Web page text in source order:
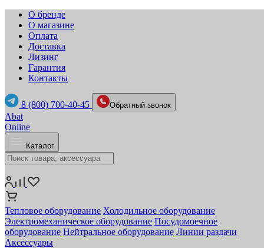
О бренде
О магазине
Оплата
Доставка
Лизинг
Гарантия
Контакты
8 (800) 700-40-45 Обратный звонок
Abat
Online
Каталог
Тепловое оборудование Холодильное оборудование
Электромеханическое оборудование Посудомоечное
оборудование Нейтральное оборудование Линии раздачи
Аксессуары